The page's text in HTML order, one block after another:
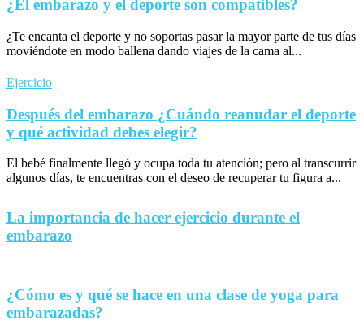
¿El embarazo y el deporte son compatibles?
¿Te encanta el deporte y no soportas pasar la mayor parte de tus días
moviéndote en modo ballena dando viajes de la cama al...
Ejercicio
Después del embarazo ¿Cuándo reanudar el deporte
y qué actividad debes elegir?
El bebé finalmente llegó y ocupa toda tu atención; pero al transcurrir
algunos días, te encuentras con el deseo de recuperar tu figura a...
La importancia de hacer ejercicio durante el
embarazo
¿Cómo es y qué se hace en una clase de yoga para
embarazadas?